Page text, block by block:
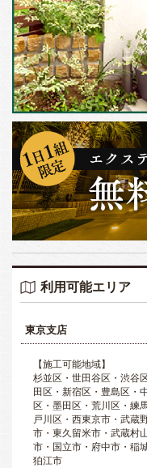
利用可能エリア
東京支店
【施工可能地域】
杉並区・世田谷区・渋谷
田区・新宿区・豊島区・
区・墨田区・荒川区・練
戸川区・西東京市・武蔵
市・東久留米市・武蔵村
市・国立市・府中市・稲
狛江市